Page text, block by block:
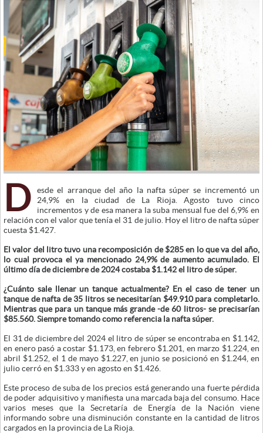
D
esde el arranque del año la nafta súper se incrementó un
24,9% en la ciudad de La Rioja. Agosto tuvo cinco
incrementos y de esa manera la suba mensual fue del 6,9% en
relación con el valor que tenía el 31 de julio. Hoy el litro de nafta súper
cuesta $1.427.
El valor del litro tuvo una recomposición de $285 en lo que va del año,
lo cual provoca el ya mencionado 24,9% de aumento acumulado. El
último día de diciembre de 2024 costaba $1.142 el litro de súper.
¿Cuánto sale llenar un tanque actualmente? En el caso de tener un
tanque de nafta de 35 litros se necesitarían $49.910 para completarlo.
Mientras que para un tanque más grande -de 60 litros- se precisarían
$85.560. Siempre tomando como referencia la nafta súper.
El 31 de diciembre del 2024 el litro de súper se encontraba en $1.142,
en enero pasó a costar $1.173, en febrero $1.201, en marzo $1.224, en
abril $1.252, el 1 de mayo $1.227, en junio se posicionó en $1.244, en
julio cerró en $1.333 y en agosto en $1.426.
Este proceso de suba de los precios está generando una fuerte pérdida
de poder adquisitivo y manifiesta una marcada baja del consumo. Hace
varios meses que la Secretaría de Energía de la Nación viene
informando sobre una disminución constante en la cantidad de litros
cargados en la provincia de La Rioja.